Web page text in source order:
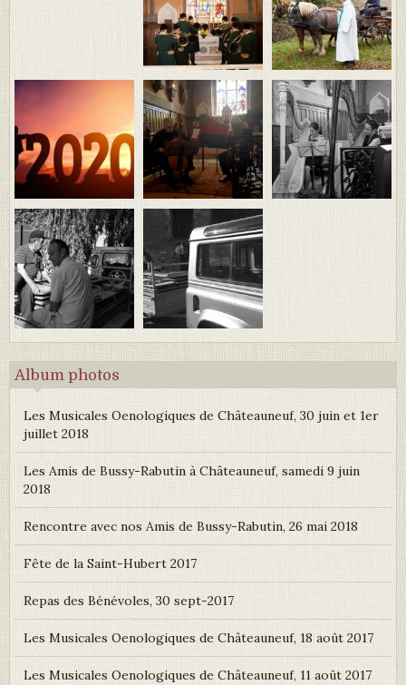
Album photos
Les Musicales Oenologiques de Châteauneuf, 30 juin et 1er
juillet 2018
Les Amis de Bussy-Rabutin à Châteauneuf, samedi 9 juin
2018
Rencontre avec nos Amis de Bussy-Rabutin, 26 mai 2018
Fête de la Saint-Hubert 2017
Repas des Bénévoles, 30 sept-2017
Les Musicales Oenologiques de Châteauneuf, 18 août 2017
Les Musicales Oenologiques de Châteauneuf, 11 août 2017